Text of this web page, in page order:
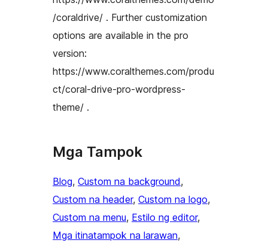
/coraldrive/ . Further customization
options are available in the pro
version:
https://www.coralthemes.com/produ
ct/coral-drive-pro-wordpress-
theme/ .
Mga Tampok
Blog, Custom na background
Custom na header, Custom na logo
Custom na menu, Estilo ng editor
Mga itinatampok na larawan